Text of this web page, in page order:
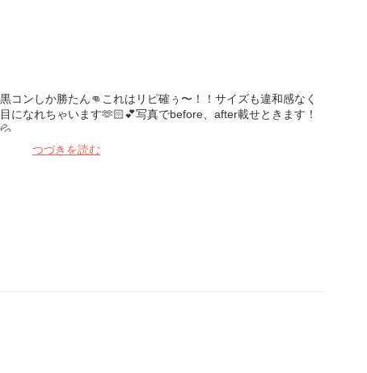
コンしか勝たん👊これはリピ確ぅ〜！！サイズも違和感なく
になれちゃいます‪‪🫶🏻💕︎︎写真でbefore、after載せときます！
つづきを読む